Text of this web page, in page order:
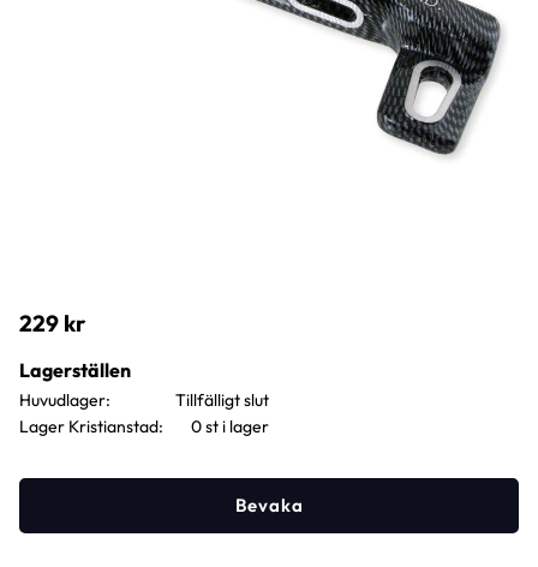
229 kr
Bevaka
Lagerställen
Huvudlager
Lager Kristianstad
0 st i lager